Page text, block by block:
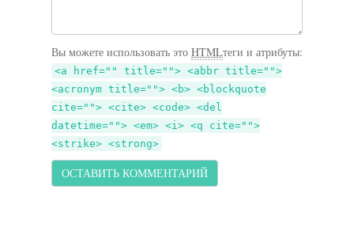
Вы можете использовать это HTMLтеги и атрибуты:
<a href="" title=""> <abbr title="">
<acronym title=""> <b> <blockquote
cite=""> <cite> <code> <del
datetime=""> <em> <i> <q cite="">
<strike> <strong>